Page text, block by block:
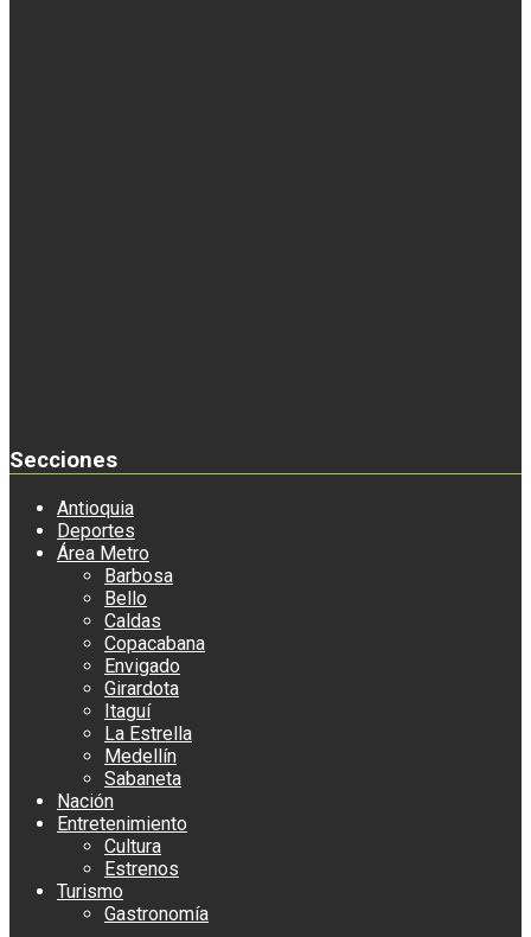
Secciones
Antioquia
Deportes
Área Metro
Barbosa
Bello
Caldas
Copacabana
Envigado
Girardota
Itaguí
La Estrella
Medellín
Sabaneta
Nación
Entretenimiento
Cultura
Estrenos
Turismo
Gastronomía